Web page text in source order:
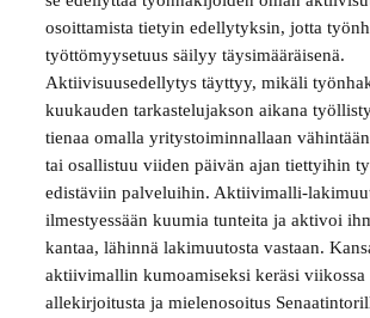
osoittamista tietyin edellytyksin, jotta
työttömyysetuus säilyy täysimääräisenä.
Aktiivisuusedellytys täyttyy, mikäli
kuukauden tarkastelujakson aikana
tienaa omalla yritystoiminnallaan
tai osallistuu viiden päivän ajan tiettyihin
edistäviin palveluihin. Aktiivimalli-
ilmestyessään kuumia tunteita ja aktivoi
kantaa, lähinnä lakimuutosta vastaan.
aktiivimallin kumoamiseksi keräsi viikossa
allekirjoitusta ja mielenosoitus